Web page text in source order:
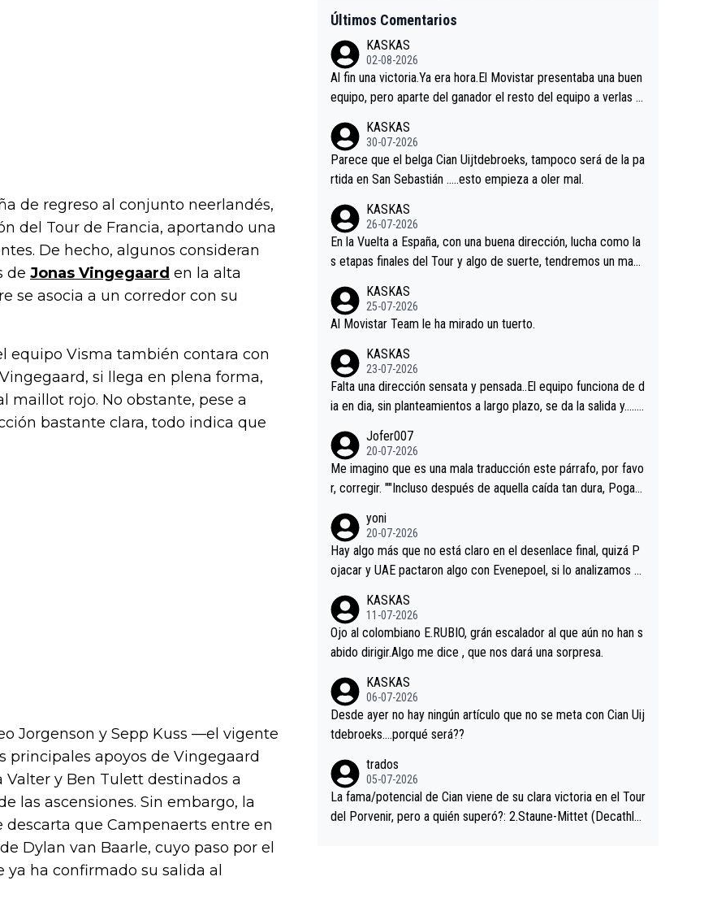
de regreso al conjunto neerlandés,
del Tour de Francia, aportando una
De hecho, algunos consideran
de Jonas Vingegaard en la alta
se asocia a un corredor con su
equipo Visma también contara con
si llega en plena forma,
maillot rojo. No obstante, pese a
bastante clara, todo indica que
Jorgenson y Sepp Kuss —el vigente
apoyos de Vingegaard
y Ben Tulett destinados a
las ascensiones. Sin embargo, la
que Campenaerts entre en
Dylan van Baarle, cuyo paso por el
ha confirmado su salida al
Últimos Comentarios
KASKAS
02-08-2026
Al fin una victoria.Ya era hora.El Movistar presentaba una buen
equipo, pero aparte del ganador el resto del equipo a verlas v
es.La única buena noticia es la mejoría de Enric Más en San S
ebastian.Si en la Vuelta a Burgos sigue la mejoría, podríamos t
ener alguna sorpresa en la Vuelta.Ojalá.
KASKAS
30-07-2026
Parece que el belga Cian Uijtdebroeks, tampoco será de la pa
rtida en San Sebastián …..esto empieza a oler mal.
KASKAS
26-07-2026
En la Vuelta a España, con una buena dirección, lucha como la
s etapas finales del Tour y algo de suerte, tendremos un magn
KASKAS
25-07-2026
Al Movistar Team le ha mirado un tuerto.
KASKAS
23-07-2026
Falta una dirección sensata y pensada..El equipo funciona de d
ia en dia, sin planteamientos a largo plazo, se da la salida y…..v
a, Minguez, Velez etc etc.Me da pena vivir estos momentos t
an tristes sin victorias.
Jofer007
20-07-2026
Me imagino que es una mala traducción este párrafo, por favo
r, corregir. ""Incluso después de aquella caída tan dura, Pogac
rd permaneció pegado a su rueda. Parecía increíble la forma
en la que era capaz de controlar el miedo", recordó."
yoni
20-07-2026
Hay algo más que no está claro en el desenlace final, quizá P
ojacar y UAE pactaron algo con Evenepoel, si lo analizamos P
casi sin pedalear, luego está el saludo con Evenepoel dándose
la mano de una manera muy fraternal, más allá de los típicos t
oques en el hombro con que saludaba a Vingegard. Ahí hubo u
o aprieta, a ver si por querer poner a Del Toro con calzador e
n posición de podio UAE y Pojacar se van complicar el tour.
KASKAS
11-07-2026
Ojo al colombiano E.RUBIO, grán escalador al que aún no han s
abido dirigir.Algo me dice , que nos dará una sorpresa.
KASKAS
06-07-2026
Desde ayer no hay ningún artículo que no se meta con Cian Uij
tdebroeks….porqué será??
trados
05-07-2026
La fama/potencial de Cian viene de su clara victoria en el Tour
del Porvenir, pero a quién superó?: 2.Staune-Mittet (Decathlo